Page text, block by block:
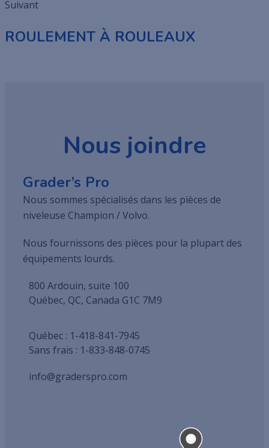
Suivant
ROULEMENT À ROULEAUX
Nous joindre
Grader’s Pro
Nous sommes spécialisés dans les pièces de
niveleuse Champion / Volvo.
Nous fournissons des pièces pour la plupart des
équipements lourds.
800 Ardouin, suite 100
Québec, QC, Canada G1C 7M9
Québec : 1-418-841-7945
Sans frais : 1-833-848-0745
info@graderspro.com